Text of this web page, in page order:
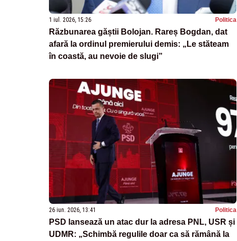
1 iul. 2026, 15:26 Politica
Răzbunarea găștii Bolojan. Rareș Bogdan, dat
afară la ordinul premierului demis: „Le stăteam
în coastă, au nevoie de slugi”
26 iun. 2026, 13:41 Politica
PSD lansează un atac dur la adresa PNL, USR și
UDMR: „Schimbă regulile doar ca să rămână la